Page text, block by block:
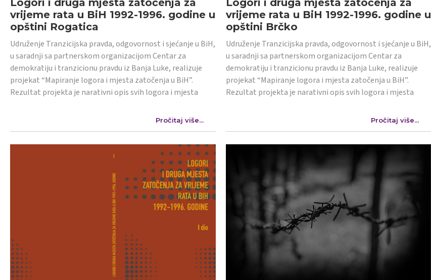
vrijeme rata u BiH 1992-1996. godine u
opštini Rogatica
Udruženje Tranzicijska pravda, odgovornost i sjećanje u BiH,
u saradnji sa partnerskom organizacijom Centar za
demokratiju i tranzicionu pravdu iz Banja Luke, realizuje
projekat “Mapiranje logora i mjesta zatočenja u BiH”.
Rezultat projekta je narativni opis svih logora i mjesta
Pročitaj više...
vrijeme rata u BiH 1992-1996. godine u
opštini Brčko
Udruženje Tranzicijska pravda, odgovornost i sjećanje u BiH,
u saradnji sa partnerskom organizacijom Centar za
demokratiju i tranzicionu pravdu iz Banja Luke, realizuje
projekat “Mapiranje logora i mjesta zatočenja u BiH”.
Rezultat projekta je narativni opis svih logora i mjesta
Pročitaj više...